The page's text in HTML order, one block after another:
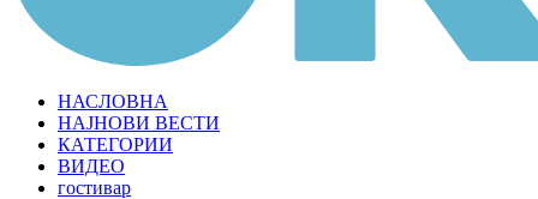
НАСЛОВНА
НАЈНОВИ ВЕСТИ
КАТЕГОРИИ
ВИДЕО
гостивар